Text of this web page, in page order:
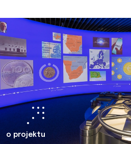
o projektu